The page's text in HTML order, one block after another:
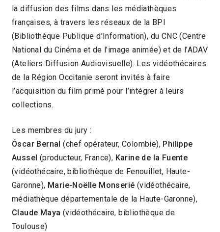
la diffusion des films dans les médiathèques
françaises, à travers les réseaux de la BPI
(Bibliothèque Publique d’Information), du CNC (Centre
National du Cinéma et de l’image animée) et de l’ADAV
(Ateliers Diffusion Audiovisuelle). Les vidéothécaires
de la Région Occitanie seront invités à faire
l’acquisition du film primé pour l’intégrer à leurs
collections.
Les membres du jury :
Óscar Bernal (chef opérateur, Colombie), Philippe
Aussel (producteur, France), Karine de la Fuente
(vidéothécaire, bibliothèque de Fenouillet, Haute-
Garonne), Marie-Noëlle Monserié (vidéothécaire,
médiathèque départementale de la Haute-Garonne),
Claude Maya (vidéothécaire, bibliothèque de
Toulouse)